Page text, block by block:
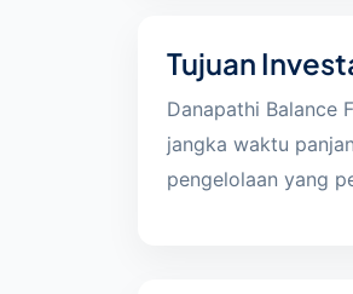
Tujuan
Danapathi Balance
jangka waktu
pengelolaan yang